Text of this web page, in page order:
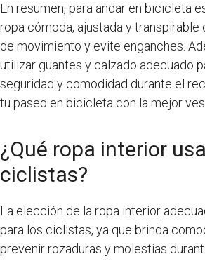
En resumen, para andar en bicicleta
ropa cómoda, ajustada y transpirable
de movimiento y evite enganches.
utilizar guantes y calzado adecuado
seguridad y comodidad durante el
tu paseo en bicicleta con la mejor
¿Qué ropa interior
ciclistas?
La elección de la ropa interior
para los ciclistas, ya que brinda
prevenir rozaduras y molestias